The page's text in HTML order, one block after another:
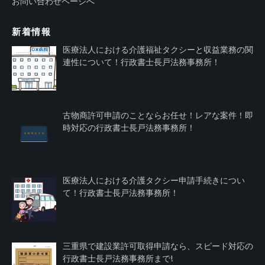
新着情報
医療法人における介護福祉タクシーと収益業務の関
連性について！行政書士長戸法務事務所！
古物商許可申請のことならお任せ！レアな案件！即
時対応の行政書士長戸法務事務所！
医療法人における介護タクシー申請手続きについ
て！行政書士長戸法務事務所！
三重県で建設業許可取得申請なら、スピード対応の
行政書士長戸法務事務所まで!